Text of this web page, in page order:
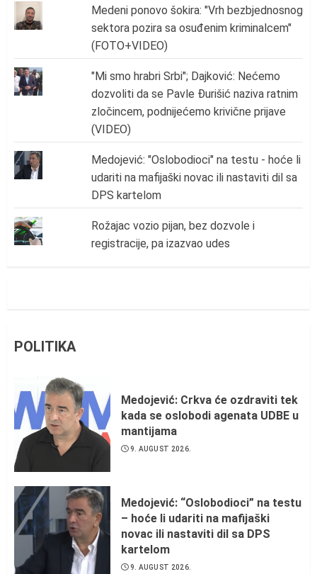
Medeni ponovo šokira: "Vrh bezbjednosnog
sektora pozira sa osuđenim kriminalcem"
(FOTO+VIDEO)
"Mi smo hrabri Srbi"; Dajković: Nećemo
dozvoliti da se Pavle Đurišić naziva ratnim
zločincem, podnijećemo krivične prijave
(VIDEO)
Medojević: "Oslobodioci" na testu - hoće li
udariti na mafijaški novac ili nastaviti dil sa
DPS kartelom
Rožajac vozio pijan, bez dozvole i
registracije, pa izazvao udes
POLITIKA
Medojević: Crkva će ozdraviti tek
kada se oslobodi agenata UDBE u
mantijama
9. AUGUST 2026.
Medojević: “Oslobodioci” na testu
– hoće li udariti na mafijaški
novac ili nastaviti dil sa DPS
kartelom
9. AUGUST 2026.